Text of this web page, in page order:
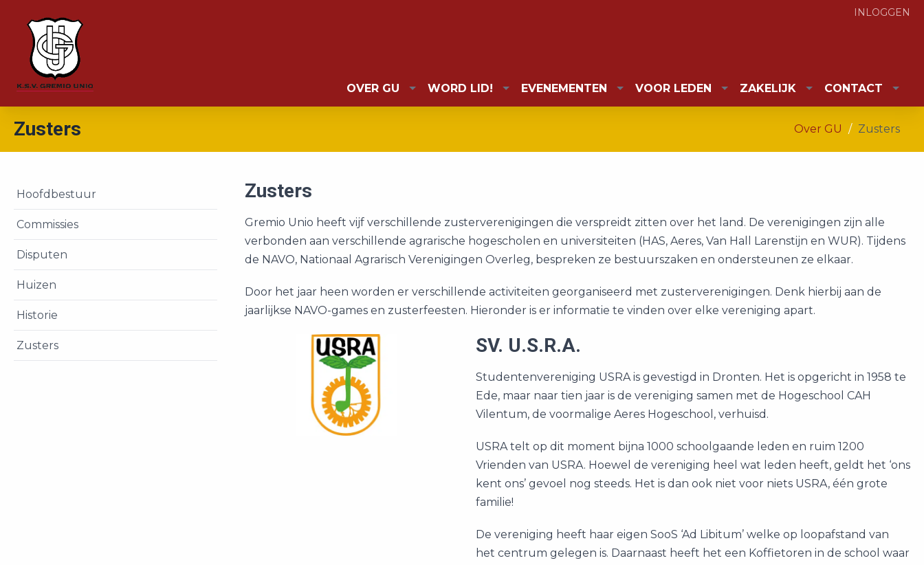
INLOGGEN
OVER GU WORD LID! EVENEMENTEN VOOR LEDEN ZAKELIJK CONTACT
Over GU Zusters
Zusters
Hoofdbestuur
Commissies
Disputen
Huizen
Historie
Zusters
Zusters
Gremio Unio heeft vijf verschillende zusterverenigingen die verspreidt zitten over het land. De verenigingen zijn alle
verbonden aan verschillende agrarische hogescholen en universiteiten (HAS, Aeres, Van Hall Larenstijn en WUR). Tijdens
de NAVO, Nationaal Agrarisch Verenigingen Overleg, bespreken ze bestuurszaken en ondersteunen ze elkaar.
Door het jaar heen worden er verschillende activiteiten georganiseerd met zusterverenigingen. Denk hierbij aan de
jaarlijkse NAVO-games en zusterfeesten. Hieronder is er informatie te vinden over elke vereniging apart.
SV. U.S.R.A.
Studentenvereniging USRA is gevestigd in Dronten. Het is opgericht in 1958 te
Ede, maar naar tien jaar is de vereniging samen met de Hogeschool CAH
Vilentum, de voormalige Aeres Hogeschool, verhuisd.
USRA telt op dit moment bijna 1000 schoolgaande leden en ruim 1200
Vrienden van USRA. Hoewel de vereniging heel wat leden heeft, geldt het ‘ons
kent ons’ gevoel nog steeds. Het is dan ook niet voor niets USRA, één grote
familie!
De vereniging heeft haar eigen SooS ‘Ad Libitum’ welke op loopafstand van
het centrum gelegen is. Daarnaast heeft het een Koffietoren in de school waar